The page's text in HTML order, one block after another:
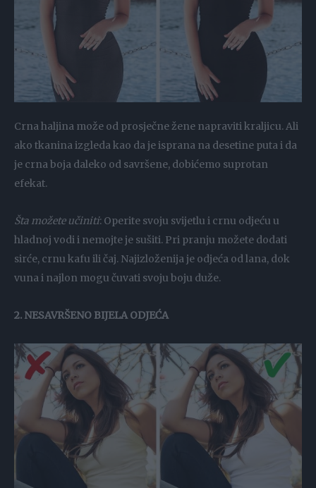
Crna haljina može od prosječne žene napraviti kraljicu. Ali
ako tkanina izgleda kao da je isprana na desetine puta i da
je crna boja daleko od savršene, dobićemo suprotan
efekat.
Šta možete učiniti: Operite svoju svijetlu i crnu odjeću u
hladnoj vodi i nemojte je sušiti. Pri pranju možete dodati
sirće, crnu kafu ili čaj. Najizloženija je odjeća od lana, dok
vuna i najlon mogu čuvati svoju boju duže.
2. NESAVRŠENO BIJELA ODJEĆA